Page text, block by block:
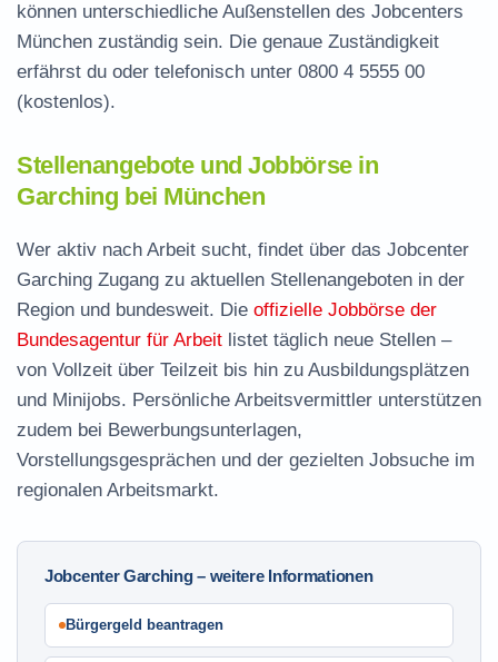
können unterschiedliche Außenstellen des Jobcenters
München zuständig sein. Die genaue Zuständigkeit
erfährst du oder telefonisch unter 0800 4 5555 00
(kostenlos).
Stellenangebote und Jobbörse in
Garching bei München
Wer aktiv nach Arbeit sucht, findet über das Jobcenter
Garching Zugang zu aktuellen Stellenangeboten in der
Region und bundesweit. Die offizielle Jobbörse der
Bundesagentur für Arbeit listet täglich neue Stellen –
von Vollzeit über Teilzeit bis hin zu Ausbildungsplätzen
und Minijobs. Persönliche Arbeitsvermittler unterstützen
zudem bei Bewerbungsunterlagen,
Vorstellungsgesprächen und der gezielten Jobsuche im
regionalen Arbeitsmarkt.
Jobcenter Garching – weitere Informationen
Bürgergeld beantragen